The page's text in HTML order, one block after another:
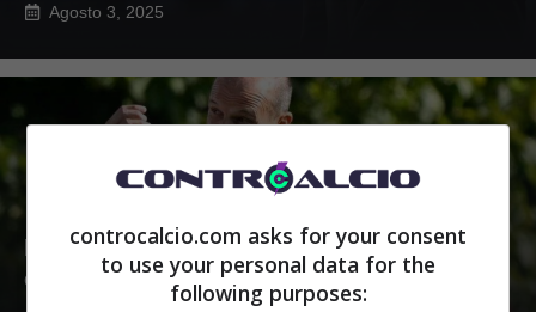
Agosto 3, 2025
Milan, l’annuncio in diretta: “Arriva la
chiusura dell’affare”
controcalcio.com asks for your consent
to use your personal data for the
following purposes: